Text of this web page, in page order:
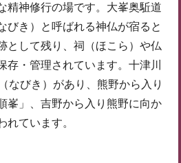
精神修行の場です。大峯奥駈道
びき）と呼ばれる神仏が宿ると
として残り、祠（ほこら）や仏
存・管理されています。十津川
なびき）があり、熊野から入り
峯」、吉野から入り熊野に向か
れています。